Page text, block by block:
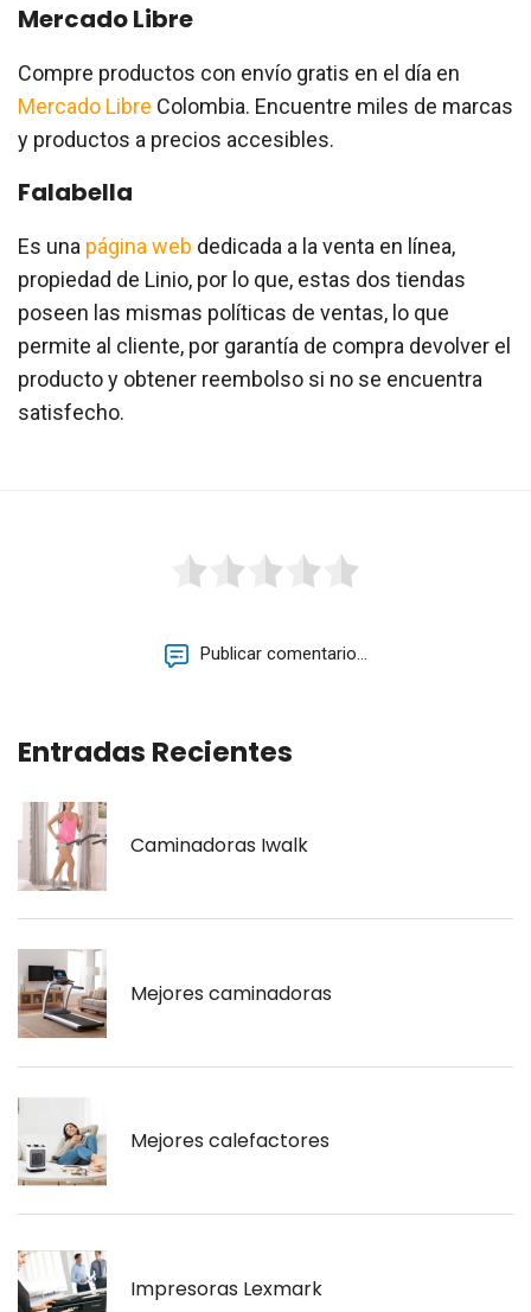
Mercado Libre
Compre productos con envío gratis en el día en
Mercado Libre Colombia. Encuentre miles de marcas
y productos a precios accesibles.
Falabella
Es una página web dedicada a la venta en línea,
propiedad de Linio, por lo que, estas dos tiendas
poseen las mismas políticas de ventas, lo que
permite al cliente, por garantía de compra devolver el
producto y obtener reembolso si no se encuentra
satisfecho.
Publicar comentario...
Entradas Recientes
Caminadoras Iwalk
Mejores caminadoras
Mejores calefactores
Impresoras Lexmark